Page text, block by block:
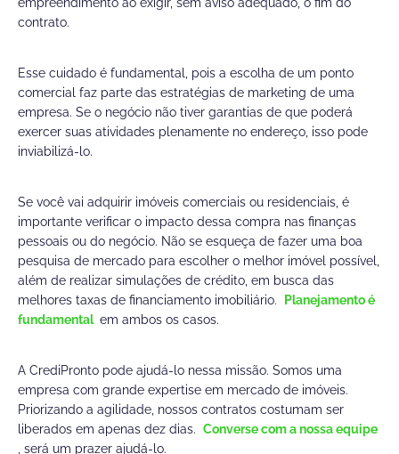
contrato.
Esse cuidado é fundamental, pois a escolha de um ponto
comercial faz parte das estratégias de marketing de uma
empresa. Se o negócio não tiver garantias de que poderá
exercer suas atividades plenamente no endereço, isso pode
inviabilizá-lo.
Se você vai adquirir imóveis comerciais ou residenciais, é
importante verificar o impacto dessa compra nas finanças
pessoais ou do negócio. Não se esqueça de fazer uma boa
pesquisa de mercado para escolher o melhor imóvel possível,
além de realizar simulações de crédito, em busca das
melhores taxas de financiamento imobiliário.
Planejamento é
fundamental em ambos os casos.
A CrediPronto pode ajudá-lo nessa missão. Somos uma
empresa com grande expertise em mercado de imóveis.
Priorizando a agilidade, nossos contratos costumam ser
liberados em apenas dez dias. Converse com a nossa equipe
, será um prazer ajudá-lo.